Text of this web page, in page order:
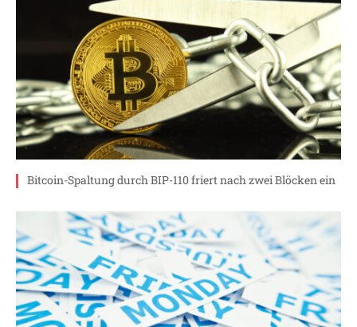
Bitcoin-Spaltung durch BIP-110 friert nach zwei Blöcken ein